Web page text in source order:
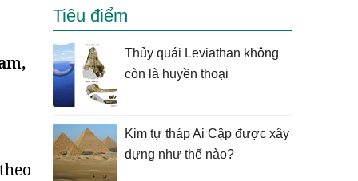
Tiêu điểm
Thủy quái Leviathan không
còn là huyền thoại
Kim tự tháp Ai Cập được xây
dựng như thế nào?